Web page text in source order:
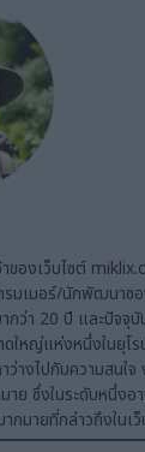
ของเว็บไซต์
รมเมอร์/นักพัฒนาซ
ว่า 20 ปี และปัจจุบั
ดใหญ่แห่งหนึ่งในยุโร
ว่างไปกับความสนใ
ย ซึ่งในระดับหนึ่งอ
กมายที่กล่าวถึงในเ